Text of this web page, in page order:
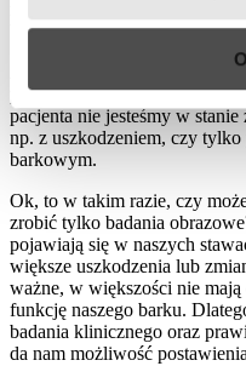
być rozpoczęte przed
A dlaczego badania
ponieważ czasami
pacjenta nie jesteśmy w
np. z uszkodzeniem, czy
barkowym.
Ok, to w takim razie, czy
zrobić tylko badania
pojawiają się w naszych
większe uszkodzenia lub
ważne, w większości nie
funkcję naszego barku.
badania klinicznego oraz
da nam możliwość